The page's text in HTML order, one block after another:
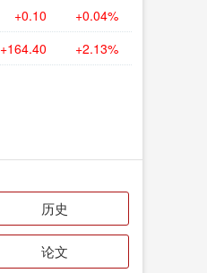
+0.10 +0.04%
+164.40 +2.13%
历史
论文